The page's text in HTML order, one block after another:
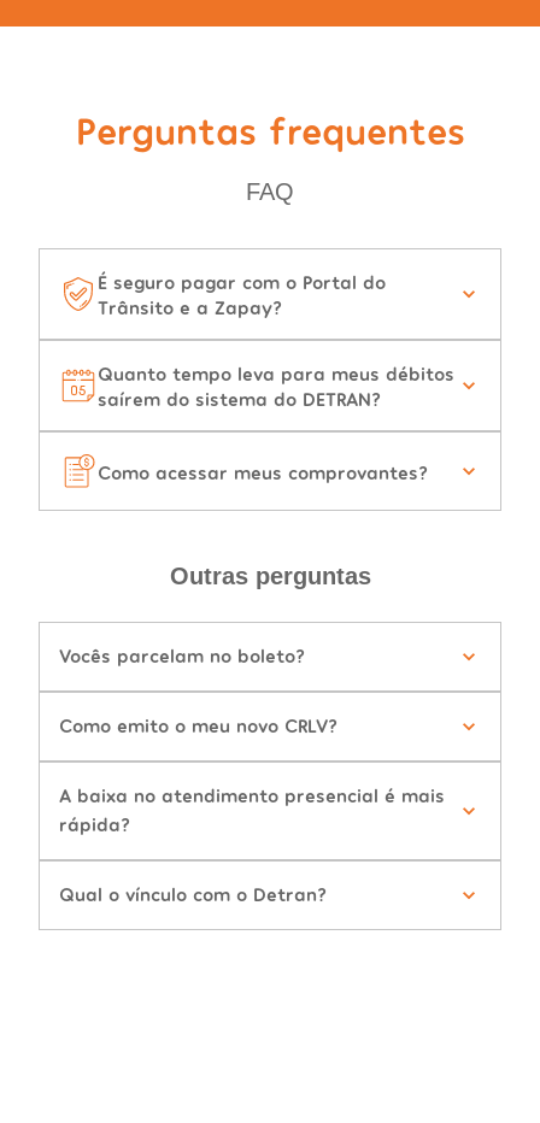
Perguntas frequentes
FAQ
É seguro pagar com o Portal do
Trânsito e a Zapay?
Quanto tempo leva para meus débitos
saírem do sistema do DETRAN?
Como acessar meus comprovantes?
Outras perguntas
Vocês parcelam no boleto?
Como emito o meu novo CRLV?
A baixa no atendimento presencial é mais
rápida?
Qual o vínculo com o Detran?